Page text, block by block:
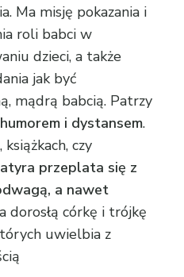
Ma misję pokazania i
roli babci w
dzieci, a także
jak być
mądrą babcią. Patrzy
i dystansem.
czy
przeplata się z
a nawet
dorosłą córkę i trójkę
uwielbia z